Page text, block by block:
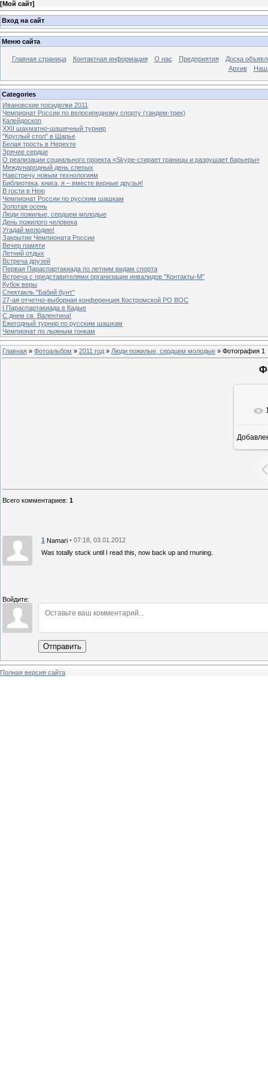
[Мой сайт]
Вход на сайт
Меню сайта
Главная страница Контактная информация О нас Предприятия
Доска
Архив
Categories
Ивановские посиделки 2011
Чемпионат России по велосипедному спорту (тандем-трек)
Калейдоскоп
XXII шахматно-шашечный турнир
"Круглый стол" в Шарье
Белая трость в Нерехте
Зрячее сердце
О реализации социального проекта «Skype-стирает границы и разрушает барьеры»
Международный день слепых
Навстречу новым технологиям
Библиотека, книга, я – вместе верные друзья!
В гости в Нею
Чемпионат России по русским шашкам
Золотая осень
Люди пожилые, сердцем молодые
День пожилого человека
Угадай мелодию!
Закрытие Чемпионата России
Вечер памяти
Летний отдых
Встреча друзей
Первая Параспартакиада по летним видам спорта
Встреча с представителями организации инвалидов "Контакты-М"
Кубок веры
Спектакль "Бабий бунт"
27-ая отчетно-выборная конференция Костромской РО ВОС
I Параспартакиада в Кадые
С днем св. Валентина!
Ежегодный турнир по русским шашкам
Чемпионат по лыжным гонкам
Главная » Фотоальбом » 2011 год » Люди пожилые, сердцем молодые » Фотография 1
Всего комментариев: 1
1 Namari • 07:18, 03.01.2012
Was totally stuck until I read this, now back up and rnuning.
Войдите:
Отправить
Полная версия сайта